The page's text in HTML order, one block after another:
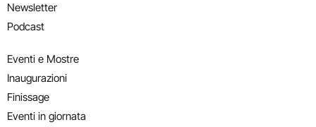
Newsletter
Podcast
Eventi e Mostre
Inaugurazioni
Finissage
Eventi in giornata